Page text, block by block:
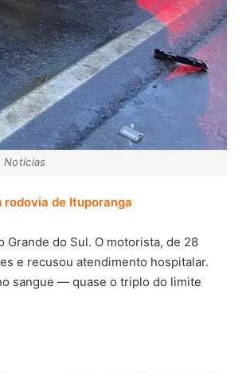
de Ituporanga
Grande do Sul. O motorista, de 28
e recusou atendimento hospitalar.
sangue — quase o triplo do limite